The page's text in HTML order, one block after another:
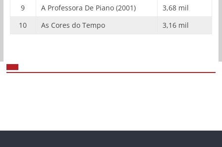
9
A Professora De Piano (2001)
3,68 mil
10
As Cores do Tempo 3,16 mil